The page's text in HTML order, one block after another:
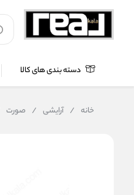
دسته بندی های کالا
خانه / آرایشی / صورت